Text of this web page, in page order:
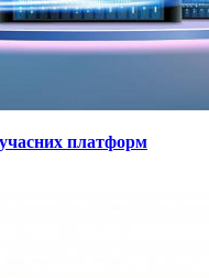
платформ